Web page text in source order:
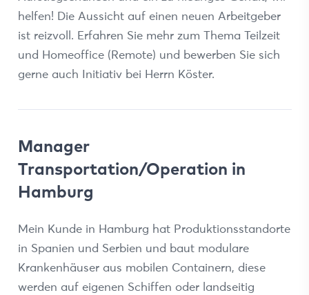
helfen! Die Aussicht auf einen neuen Arbeitgeber
ist reizvoll. Erfahren Sie mehr zum Thema Teilzeit
und Homeoffice (Remote) und bewerben Sie sich
gerne auch Initiativ bei Herrn Köster.
Manager
Transportation/Operation in
Hamburg
Mein Kunde in Hamburg hat Produktionsstandorte
in Spanien und Serbien und baut modulare
Krankenhäuser aus mobilen Containern, diese
werden auf eigenen Schiffen oder landseitig